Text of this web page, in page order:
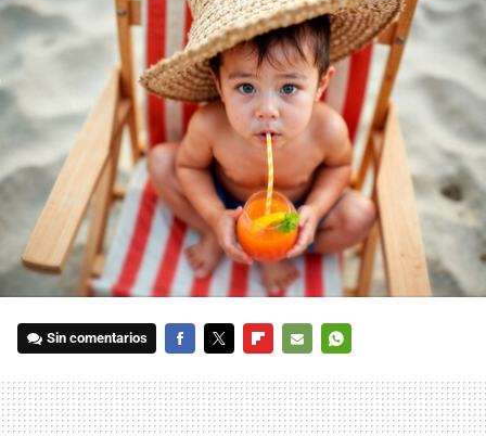
Sin comentarios
MAIL